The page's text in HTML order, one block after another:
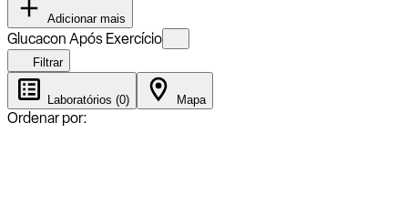
Adicionar mais
Glucacon Após Exercício
Filtrar
Laboratórios (0) Mapa
Ordenar por: